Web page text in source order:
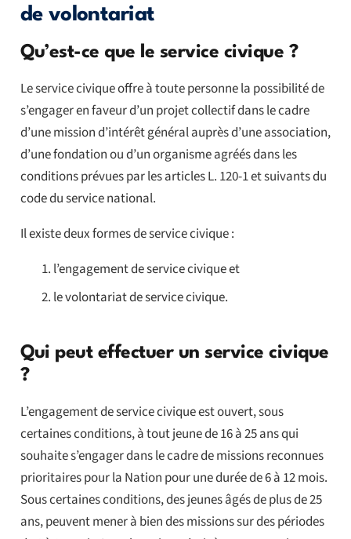
de volontariat
Qu’est-ce que le service civique ?
Le service civique offre à toute personne la possibilité de
s’engager en faveur d’un projet collectif dans le cadre
d’une mission d’intérêt général auprès d’une association,
d’une fondation ou d’un organisme agréés dans les
conditions prévues par les articles L. 120-1 et suivants du
code du service national.
Il existe deux formes de service civique :
l’engagement de service civique et
le volontariat de service civique.
Qui peut effectuer un service civique
?
L’engagement de service civique est ouvert, sous
certaines conditions, à tout jeune de 16 à 25 ans qui
souhaite s’engager dans le cadre de missions reconnues
prioritaires pour la Nation pour une durée de 6 à 12 mois.
Sous certaines conditions, des jeunes âgés de plus de 25
ans, peuvent mener à bien des missions sur des périodes